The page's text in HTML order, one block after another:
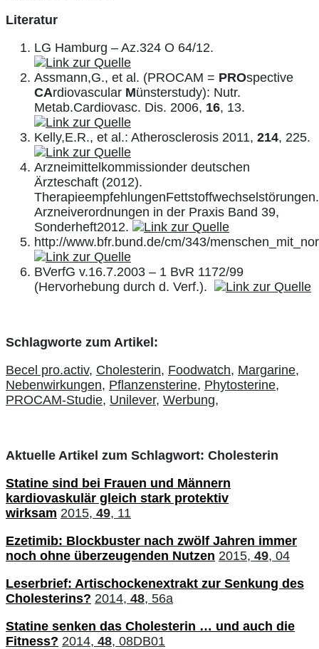
Literatur
LG Hamburg – Az.324 O 64/12.
Assmann,G., et al. (PROCAM = PROspective
CArdiovascular Münsterstudy): Nutr.
Metab.Cardiovasc. Dis. 2006, 16, 13.
Kelly,E.R., et al.: Atherosclerosis 2011, 214, 225.
Arzneimittelkommissionder deutschen
Ärzteschaft (2012).
TherapieempfehlungenFettstoffwechselstörungen.
Arzneiverordnungen in der Praxis Band 39,
Sonderheft2012.
http://www.bfr.bund.de/cm/343/
BVerfG v.16.7.2003 – 1 BvR 1172/99
(Hervorhebung durch d. Verf.).
Schlagworte zum Artikel:
Becel pro.activ, Cholesterin, Foodwatch, Margarine,
Nebenwirkungen, Pflanzensterine, Phytosterine,
PROCAM-Studie, Unilever, Werbung,
Aktuelle Artikel zum Schlagwort: Cholesterin
Statine sind bei Frauen und Männern
kardiovaskulär gleich stark protektiv
wirksam 2015, 49, 11
Ezetimib: Blockbuster nach zwölf Jahren immer
noch ohne überzeugenden Nutzen 2015, 49, 04
Leserbrief: Artischockenextrakt zur Senkung des
Cholesterins? 2014, 48, 56a
Statine senken das Cholesterin … und auch die
Fitness? 2014, 48, 08DB01